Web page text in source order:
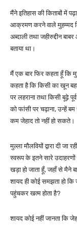
मैंने इतिहास की किताबों में
आक्रमण करने वाले मुहम्मद
अब्दाली तथा जहीरुद्दीन
बताया था।
मैं एक बार फिर कहता हूँ कि
कहता है कि किसी का खून
पर लहराना तथा किसी बूढ़े
को फांसी पर चढ़ाना, उन्हें
कम जेहाद तो नहीं हो सकते।
मुल्ला मौलवियों द्वारा दी
स्वरूप के इतने सारे उदाहरणों
खड़ा हो जाता हूँ, जहाँ से मैने
शायद ही कोई समझता हो कि
पहुंचकर खत्म होता है?
शायद कोई नहीं जानता कि